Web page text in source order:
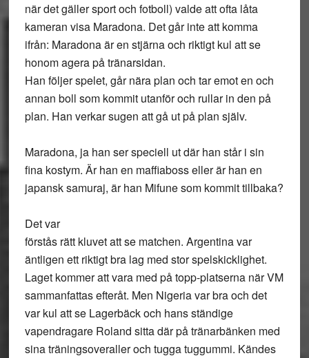
när det gäller sport och fotboll) valde att ofta låta
kameran visa Maradona. Det går inte att komma
ifrån: Maradona är en stjärna och riktigt kul att se
honom agera på tränarsidan.
Han följer spelet, går nära plan och tar emot en och
annan boll som kommit utanför och rullar in den på
plan. Han verkar sugen att gå ut på plan själv.
Maradona, ja han ser speciell ut där han står i sin
fina kostym. Är han en maffiaboss eller är han en
japansk samuraj, är han Mifune som kommit tillbaka?
Det var
förstås rätt kluvet att se matchen. Argentina var
äntligen ett riktigt bra lag med stor spelskicklighet.
Laget kommer att vara med på topp-platserna när VM
sammanfattas efteråt. Men Nigeria var bra och det
var kul att se Lagerbäck och hans ständige
vapendragare Roland sitta där på tränarbänken med
sina träningsoveraller och tugga tuggummi. Kändes